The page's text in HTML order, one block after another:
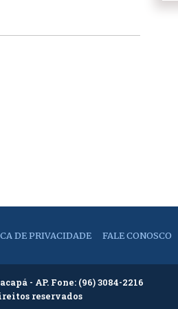
DE PRIVACIDADE FALE CONOSCO
- AP. Fone: (96) 3084-2216
reservados